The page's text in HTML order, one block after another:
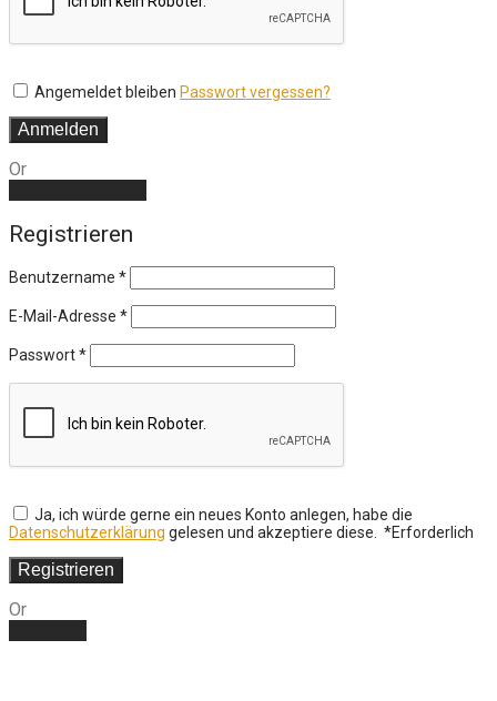
Angemeldet bleiben Passwort vergessen?
Anmelden
Or
Registrieren
Benutzername *
E-Mail-Adresse *
Passwort*
Ja, ich würde gerne ein neues Konto anlegen, habe die
Datenschutzerklärung gelesen und akzeptiere diese. *Erforderlich
Registrieren
Or